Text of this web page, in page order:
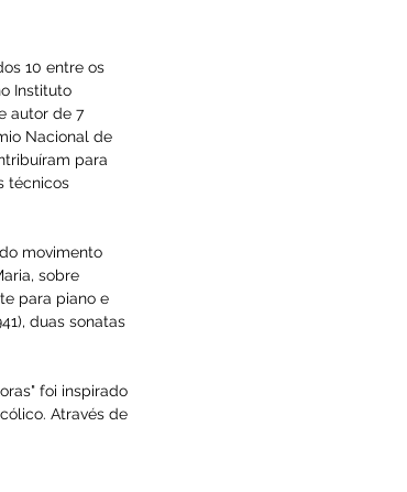
do grupo dos 10 entre os
se em 1904 no Instituto
de Santiago e autor de 7
que contribuíram para
avanços técnicos